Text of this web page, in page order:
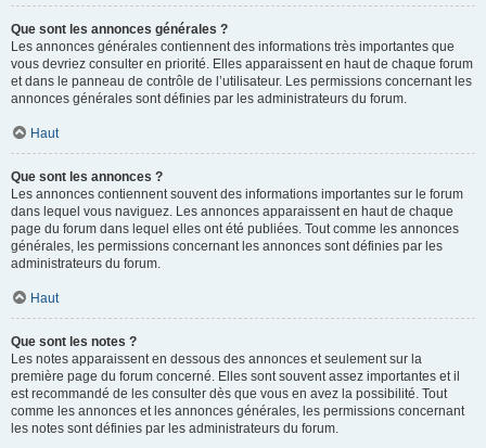
Que sont les annonces générales ?
Les annonces générales contiennent des informations très importantes que
vous devriez consulter en priorité. Elles apparaissent en haut de chaque forum
et dans le panneau de contrôle de l’utilisateur. Les permissions concernant les
annonces générales sont définies par les administrateurs du forum.
Haut
Que sont les annonces ?
Les annonces contiennent souvent des informations importantes sur le forum
dans lequel vous naviguez. Les annonces apparaissent en haut de chaque
page du forum dans lequel elles ont été publiées. Tout comme les annonces
générales, les permissions concernant les annonces sont définies par les
administrateurs du forum.
Haut
Que sont les notes ?
Les notes apparaissent en dessous des annonces et seulement sur la
première page du forum concerné. Elles sont souvent assez importantes et il
est recommandé de les consulter dès que vous en avez la possibilité. Tout
comme les annonces et les annonces générales, les permissions concernant
les notes sont définies par les administrateurs du forum.